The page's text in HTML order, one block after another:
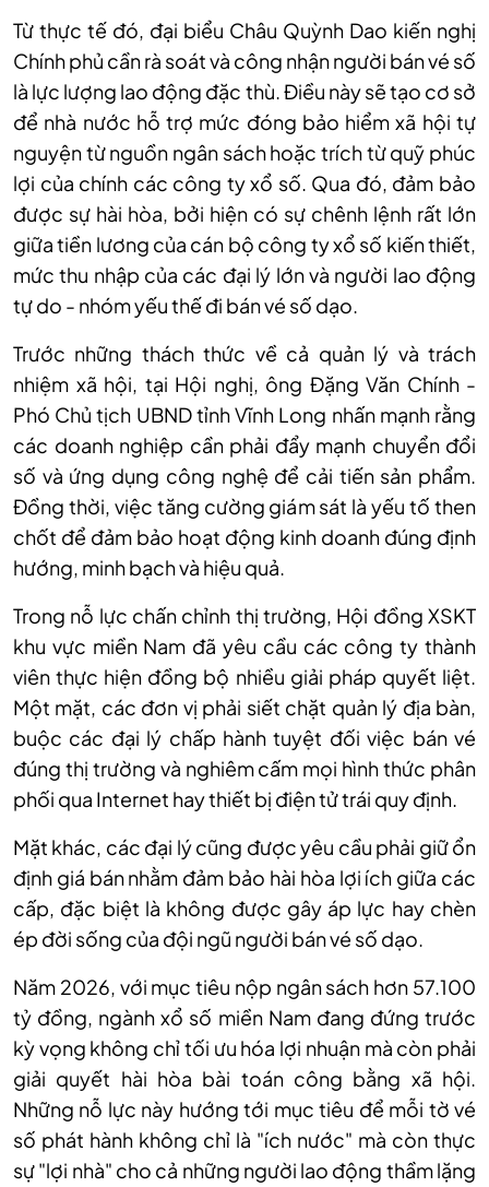
Từ thực tế đó, đại biểu Châu Quỳnh Dao kiến nghị
Chính phủ cần rà soát và công nhận người bán vé số
là lực lượng lao động đặc thù. Điều này sẽ tạo cơ sở
để nhà nước hỗ trợ mức đóng bảo hiểm xã hội tự
nguyện từ nguồn ngân sách hoặc trích từ quỹ phúc
lợi của chính các công ty xổ số. Qua đó, đảm bảo
được sự hài hòa, bởi hiện có sự chênh lệnh rất lớn
giữa tiền lương của cán bộ công ty xổ số kiến thiết,
mức thu nhập của các đại lý lớn và người lao động
tự do - nhóm yếu thế đi bán vé số dạo.
Trước những thách thức về cả quản lý và trách
nhiệm xã hội, tại Hội nghị, ông Đặng Văn Chính -
Phó Chủ tịch UBND tỉnh Vĩnh Long nhấn mạnh rằng
các doanh nghiệp cần phải đẩy mạnh chuyển đổi
số và ứng dụng công nghệ để cải tiến sản phẩm.
Đồng thời, việc tăng cường giám sát là yếu tố then
chốt để đảm bảo hoạt động kinh doanh đúng định
hướng, minh bạch và hiệu quả.
Trong nỗ lực chấn chỉnh thị trường, Hội đồng XSKT
khu vực miền Nam đã yêu cầu các công ty thành
viên thực hiện đồng bộ nhiều giải pháp quyết liệt.
Một mặt, các đơn vị phải siết chặt quản lý địa bàn,
buộc các đại lý chấp hành tuyệt đối việc bán vé
đúng thị trường và nghiêm cấm mọi hình thức phân
phối qua Internet hay thiết bị điện tử trái quy định.
Mặt khác, các đại lý cũng được yêu cầu phải giữ ổn
định giá bán nhằm đảm bảo hài hòa lợi ích giữa các
cấp, đặc biệt là không được gây áp lực hay chèn
ép đời sống của đội ngũ người bán vé số dạo.
Năm 2026, với mục tiêu nộp ngân sách hơn 57.100
tỷ đồng, ngành xổ số miền Nam đang đứng trước
kỳ vọng không chỉ tối ưu hóa lợi nhuận mà còn phải
giải quyết hài hòa bài toán công bằng xã hội.
Những nỗ lực này hướng tới mục tiêu để mỗi tờ vé
số phát hành không chỉ là "ích nước" mà còn thực
sự "lợi nhà" cho cả những người lao động thầm lặng